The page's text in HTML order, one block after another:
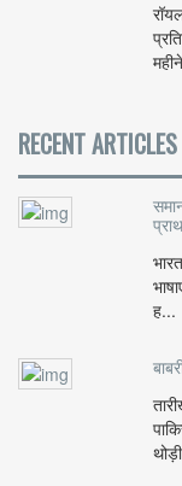
RECENT ARTICLES
ह...